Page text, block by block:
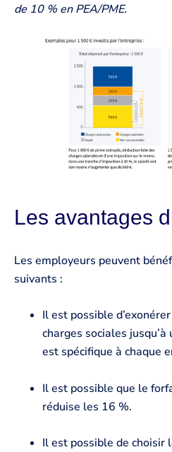
de 10 % en PEA/PME.
Les avantages
Les employeurs peuvent
suivants :
Il est possible
charges sociales
est spécifique à chaque
Il est possible que le
réduise les 16 %.
Il est possible de choisir